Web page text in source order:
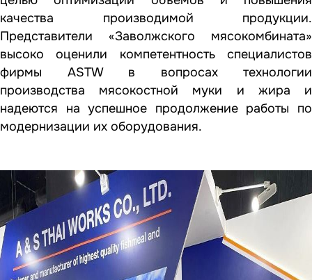
качества производимой продукции.
Представители «Заволжского мясокомбината»
высоко оценили компетентность специалистов
фирмы ASTW в вопросах технологии
производства мясокостной муки и жира и
надеются на успешное продолжение работы по
модернизации их оборудования.